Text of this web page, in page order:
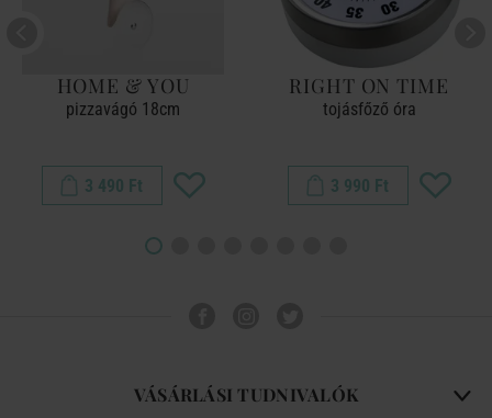
HOME & YOU
pizzavágó 18cm
3 490 Ft
RIGHT ON TIME
tojásfőző óra
3 990 Ft
VÁSÁRLÁSI TUDNIVALÓK